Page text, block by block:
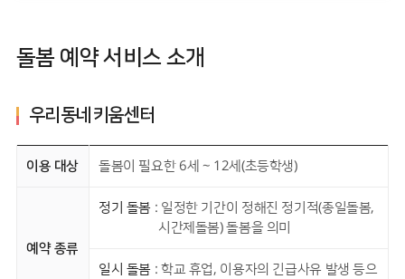
돌봄 예약 서비스 소개
우리동네키움센터
이용 대상 돌봄이 필요한 6세 ~ 12세(초등학생)
예약 종류
정기 돌봄 : 일정한 기간이 정해진 정기적(종일돌봄,
시간제돌봄) 돌봄을 의미
일시 돌봄 : 학교 휴업, 이용자의 긴급사유 발생 등으